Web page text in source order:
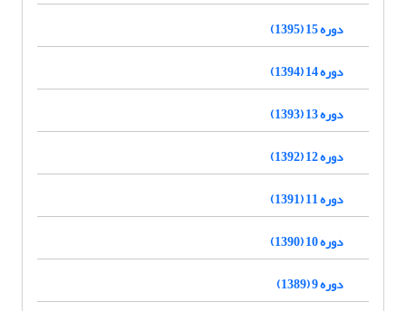
دوره 15 (1395)
دوره 14 (1394)
دوره 13 (1393)
دوره 12 (1392)
دوره 11 (1391)
دوره 10 (1390)
دوره 9 (1389)